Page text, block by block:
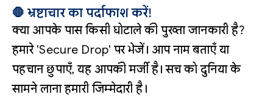
🛑 भ्रष्टाचार का पर्दाफाश करें!
क्या आपके पास किसी घोटाले की पुख्ता जानकारी है?
हमारे 'Secure Drop' पर भेजें। आप नाम बताएँ या
पहचान छुपाएँ, यह आपकी मर्जी है। सच को दुनिया के
सामने लाना हमारी जिम्मेदारी है।